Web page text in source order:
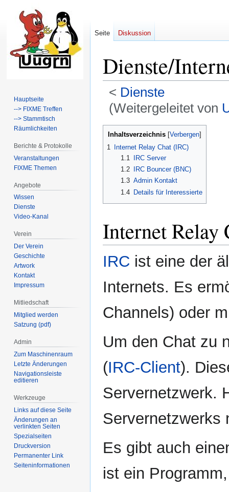
Dienste/
< Dienste
(Weitergeleitet von
Zur
Zur
Inhaltsverzeichnis
1
Internet Relay Chat (IRC)
1.1
IRC Server
1.2
IRC Bouncer (BNC)
1.3 Admin Kontakt
1.4 Details für Interessierte
Internet Relay
IRC ist eine der
Internets. Es
Channels) oder
Um den Chat zu
(IRC-Client).
Servernetzwerk.
Servernetzwerks
Es gibt auch
ist ein
Seite Diskussion
Hauptseite
--> FIXME Treffen
--> Stammtisch
Räumlichkeiten
Berichte & Protokolle
Veranstaltungen
FIXME Themen
Angebote
Wissen
Dienste
Video-Kanal
Verein
Der Verein
Geschichte
Artwork
Kontakt
Impressum
Mitliedschaft
Mitglied werden
Satzung (pdf)
Admin
Zum Maschinenraum
Letzte Änderungen
Navigationsleiste
editieren
Werkzeuge
Links auf diese Seite
Änderungen an
verlinkten Seiten
Spezialseiten
Druckversion
Permanenter Link
Seiten­­informationen